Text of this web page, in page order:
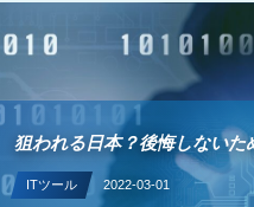
狙われる日本？後悔しないた
ITツール 2022-03-01